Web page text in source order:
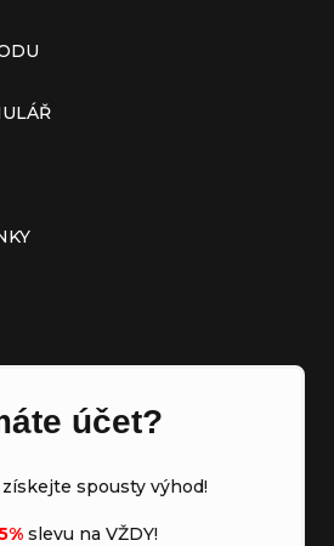
účet?
spousty výhod!
slevu na VŽDY!